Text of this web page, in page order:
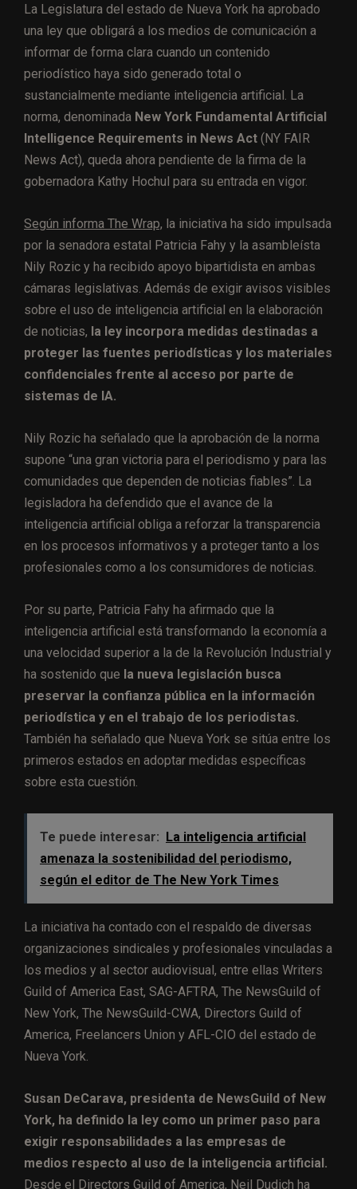
La Legislatura del estado de Nueva York ha aprobado
una ley que obligará a los medios de comunicación a
informar de forma clara cuando un contenido
periodístico haya sido generado total o
sustancialmente mediante inteligencia artificial. La
norma, denominada New York Fundamental Artificial
Intelligence Requirements in News Act (NY FAIR
News Act), queda ahora pendiente de la firma de la
gobernadora Kathy Hochul para su entrada en vigor.
Según informa The Wrap, la iniciativa ha sido impulsada
por la senadora estatal Patricia Fahy y la asambleísta
Nily Rozic y ha recibido apoyo bipartidista en ambas
cámaras legislativas. Además de exigir avisos visibles
sobre el uso de inteligencia artificial en la elaboración
de noticias, la ley incorpora medidas destinadas a
proteger las fuentes periodísticas y los materiales
confidenciales frente al acceso por parte de
sistemas de IA.
Nily Rozic ha señalado que la aprobación de la norma
supone “una gran victoria para el periodismo y para las
comunidades que dependen de noticias fiables”. La
legisladora ha defendido que el avance de la
inteligencia artificial obliga a reforzar la transparencia
en los procesos informativos y a proteger tanto a los
profesionales como a los consumidores de noticias.
Por su parte, Patricia Fahy ha afirmado que la
inteligencia artificial está transformando la economía a
una velocidad superior a la de la Revolución Industrial y
ha sostenido que la nueva legislación busca
preservar la confianza pública en la información
periodística y en el trabajo de los periodistas.
También ha señalado que Nueva York se sitúa entre los
primeros estados en adoptar medidas específicas
sobre esta cuestión.
Te puede interesar: La inteligencia artificial
amenaza la sostenibilidad del periodismo,
según el editor de The New York Times
La iniciativa ha contado con el respaldo de diversas
organizaciones sindicales y profesionales vinculadas a
los medios y al sector audiovisual, entre ellas Writers
Guild of America East, SAG-AFTRA, The NewsGuild of
New York, The NewsGuild-CWA, Directors Guild of
America, Freelancers Union y AFL-CIO del estado de
Nueva York.
Susan DeCarava, presidenta de NewsGuild of New
York, ha definido la ley como un primer paso para
exigir responsabilidades a las empresas de
medios respecto al uso de la inteligencia artificial.
Desde el Directors Guild of America, Neil Dudich ha